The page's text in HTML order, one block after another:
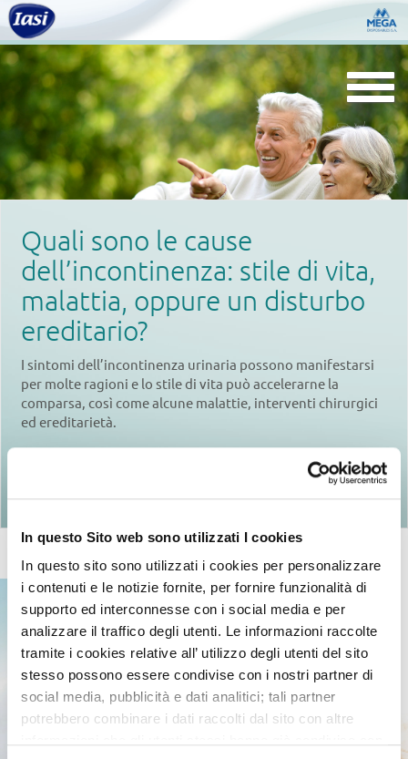
In questo Sito web sono utilizzati I cookies
In questo sito sono utilizzati i cookies per personalizzare
i contenuti e le notizie fornite, per fornire funzionalità di
supporto ed interconnesse con i social media e per
analizzare il traffico degli utenti. Le informazioni raccolte
tramite i cookies relative all’ utilizzo degli utenti del sito
stesso possono essere condivise con i nostri partner di
social media, pubblicità e dati analitici; tali partner
potrebbero combinare i dati raccolti dal sito con altre
Quali sono le cause
dell’incontinenza: stile di vita,
malattia, oppure un disturbo
ereditario?
I sintomi dell’incontinenza urinaria possono manifestarsi
per molte ragioni e lo stile di vita può accelerarne la
comparsa, così come alcune malattie, interventi chirurgici
ed ereditarietà.